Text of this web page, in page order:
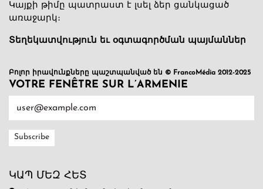
Կայքի թիմը պատրաստ է լսել ձեր ցանկացած
առաջարկ։
Տեղեկատվություն եւ օգտագործման պայմաններ
Բոլոր իրավունքները պաշտպանված են © FrancoMédia 2012-2025
VOTRE FENÊTRE SUR L’ARMENIE
ԿԱՊ ՄԵԶ ՀԵՏ